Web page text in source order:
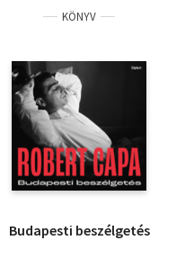
KÖNYV
Budapesti beszélgetés